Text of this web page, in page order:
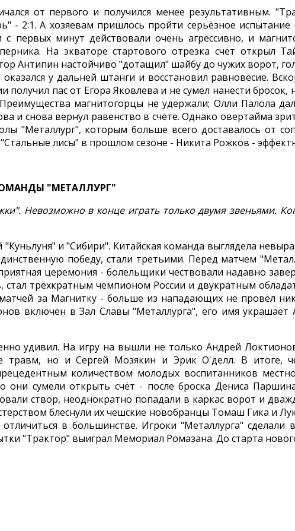
от первого и получился менее результативным.
- 2:1. А хозяевам пришлось пройти серьёзное
с первых минут действовали очень агрессивно, и
На экваторе стартового отрезка счёт открыл
Антипин настойчиво "дотащил" шайбу до чужих ворот,
у дальней штанги и восстановил равновесие.
пас от Егора Яковлева и не сумел нанести
магнитогорцы не удержали; Олли Палола
и снова вернул равенство в счёте. Однако овертайма
"Металлург", которым больше всего доставалось от
лисы" в прошлом сезоне - Никита Рожков -
"МЕТАЛЛУРГ"
Невозможно в конце играть только двумя звеньями.
и "Сибири". Китайская команда выглядела
победу, стали третьими. Перед матчем
приятная церемония - болельщики чествовали надавно
стал трёхкратным чемпионом России и двукратным
за Магнитку - больше из нападающих не провёл
включён в Зал Славы "Металлурга", его имя
удивил. На игру на вышли не только Андрей
травм, но и Сергей Мозякин и Эрик О'делл. В итоге,
количеством молодых воспитанников
они сумели открыть счёт - после броска Дениса
створ, неоднократно попадали в каркас ворот и
блеснули их чешские новобранцы Томаш Гика и
в большинстве. Игроки "Металлурга" сделали
"Трактор" выиграл Мемориал Ромазана. До старта